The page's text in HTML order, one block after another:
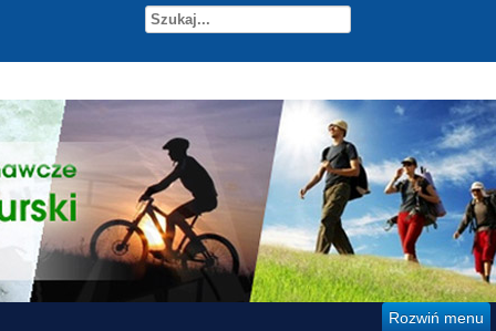
Rozwiń menu